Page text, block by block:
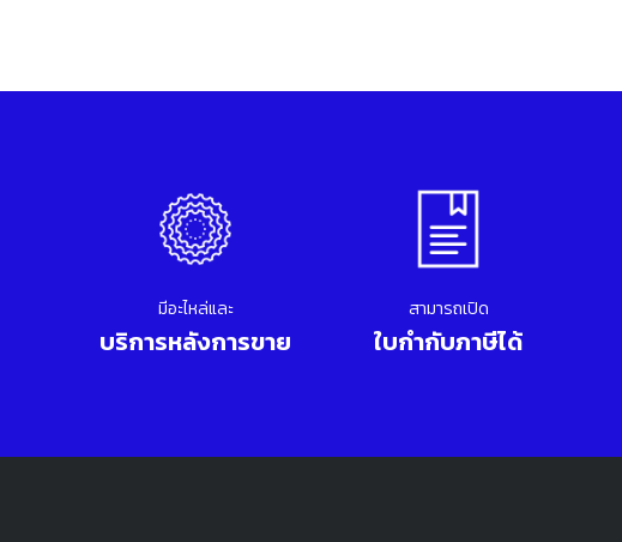
มีอะไหล่และ
บริการหลังการขาย
สามารถเปิด
ใบกำกับภาษีได้